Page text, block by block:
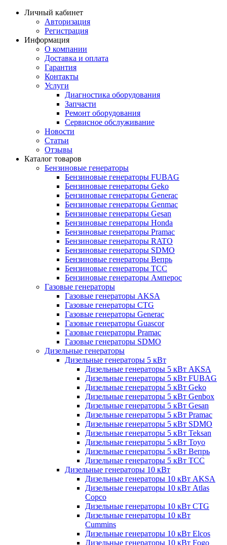
Личный кабинет
Авторизация
Регистрация
Информация
О компании
Доставка и оплата
Гарантия
Контакты
Услуги
Диагностика оборудования
Запчасти
Ремонт оборудования
Сервисное обслуживание
Новости
Статьи
Отзывы
Каталог товаров
Бензиновые генераторы
Бензиновые генераторы FUBAG
Бензиновые генераторы Geko
Бензиновые генераторы Generac
Бензиновые генераторы Genmac
Бензиновые генераторы Gesan
Бензиновые генераторы Honda
Бензиновые генераторы Pramac
Бензиновые генераторы RATO
Бензиновые генераторы SDMO
Бензиновые генераторы Вепрь
Бензиновые генераторы ТСС
Бензиновые генераторы Амперос
Газовые генераторы
Газовые генераторы AKSA
Газовые генераторы CTG
Газовые генераторы Generac
Газовые генераторы Guascor
Газовые генераторы Pramac
Газовые генераторы SDMO
Дизельные генераторы
Дизельные генераторы 5 кВт
Дизельные генераторы 5 кВт AKSA
Дизельные генераторы 5 кВт FUBAG
Дизельные генераторы 5 кВт Geko
Дизельные генераторы 5 кВт Genbox
Дизельные генераторы 5 кВт Gesan
Дизельные генераторы 5 кВт Pramac
Дизельные генераторы 5 кВт SDMO
Дизельные генераторы 5 кВт Teksan
Дизельные генераторы 5 кВт Toyo
Дизельные генераторы 5 кВт Вепрь
Дизельные генераторы 5 кВт ТСС
Дизельные генераторы 10 кВт
Дизельные генераторы 10 кВт AKSA
Дизельные генераторы 10 кВт Atlas
Copco
Дизельные генераторы 10 кВт CTG
Дизельные генераторы 10 кВт
Cummins
Дизельные генераторы 10 кВт Elcos
Дизельные генераторы 10 кВт Fogo